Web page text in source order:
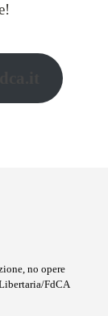
no opere
FdCA